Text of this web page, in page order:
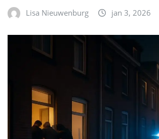
Lisa Nieuwenburg jan 3, 2026